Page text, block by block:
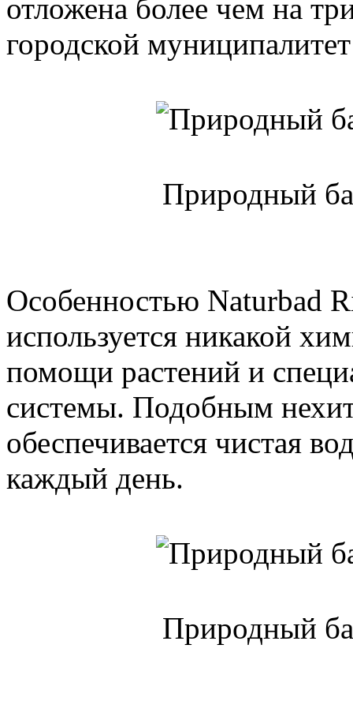
отложена более чем на
городской
Природный
Особенностью Naturbad
используется никакой
помощи растений и
системы. Подобным
обеспечивается чистая
каждый день.
Природный